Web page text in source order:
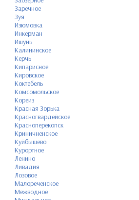
Заречное
Зуя
Изюмовка
Инкерман
Ишунь
Калининское
Керчь
Кипарисное
Кировское
Коктебель
Комсомольское
Кореиз
Красная Зорька
Красногвардейское
Красноперекопск
Криничненское
Куйбышево
Курортное
Ленино
Ливадия
Лозовое
Малореченское
Межводное